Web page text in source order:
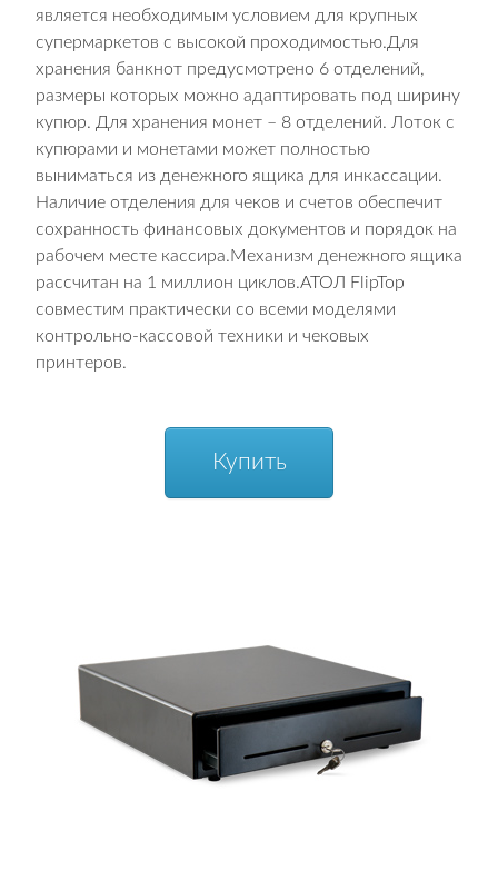
является необходимым условием для крупных
супермаркетов с высокой проходимостью.Для
хранения банкнот предусмотрено 6 отделений,
размеры которых можно адаптировать под ширину
купюр. Для хранения монет – 8 отделений. Лоток с
купюрами и монетами может полностью
выниматься из денежного ящика для инкассации.
Наличие отделения для чеков и счетов обеспечит
сохранность финансовых документов и порядок на
рабочем месте кассира.Механизм денежного ящика
рассчитан на 1 миллион циклов.АТОЛ FlipTop
совместим практически со всеми моделями
контрольно-кассовой техники и чековых
принтеров.
Купить